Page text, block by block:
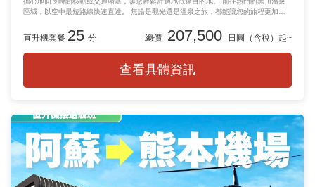
區域，以空中最短路線快速直達。 無論是觀光還是溫泉之旅，都能讓您的旅程更加高
直升機套餐 25 分 總價 207,500 日圓（含稅）起~
查看具體資訊